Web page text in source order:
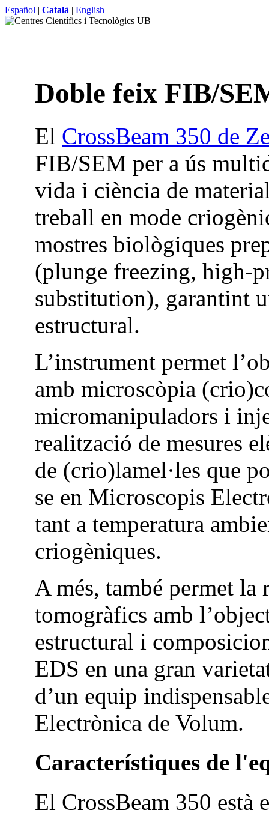
Español | Català | English
Doble feix FIB/
El CrossBeam 350 de
FIB/SEM per a ús
vida i ciència de
treball en mode
mostres biològiques
(plunge freezing, high-
substitution), garantint
estructural.
L’instrument permet
amb microscòpia
micromanipuladors i
realització de mesures
de (crio)lamel·les que
se en Microscopis
tant a temperatura
criogèniques.
A més, també permet la
tomogràfics amb
estructural i
EDS en una gran
d’un equip
Electrònica de Volum.
Característiques de
El CrossBeam 350 està